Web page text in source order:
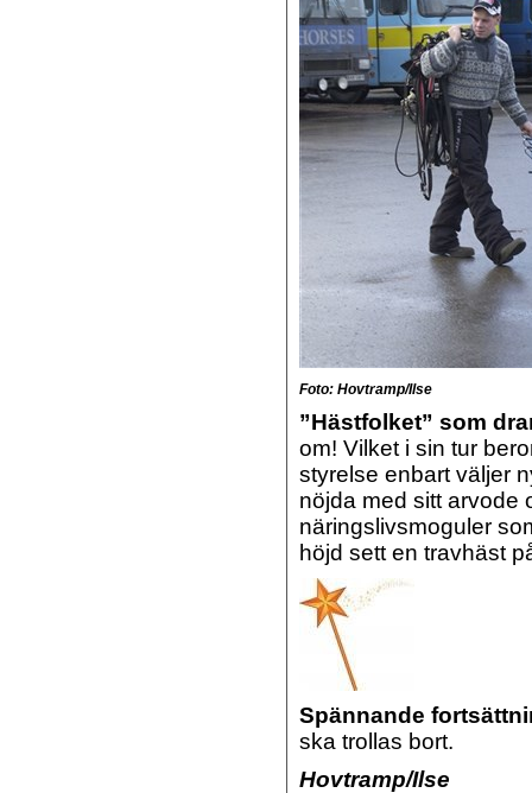
Foto: Hovtramp/Ilse
”Hästfolket” som
om! Vilket i sin tur
styrelse enbart väljer
nöjda med sitt arvode
näringslivsmoguler
höjd sett en travhäst
Spännande
ska trollas bort.
Hovtramp/Ilse